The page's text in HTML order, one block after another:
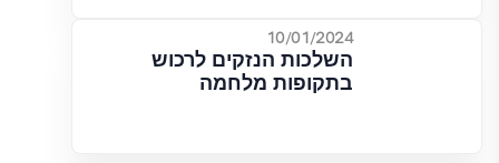
10/01/2024
השלכות הנזקים לרכוש
בתקופות מלחמה